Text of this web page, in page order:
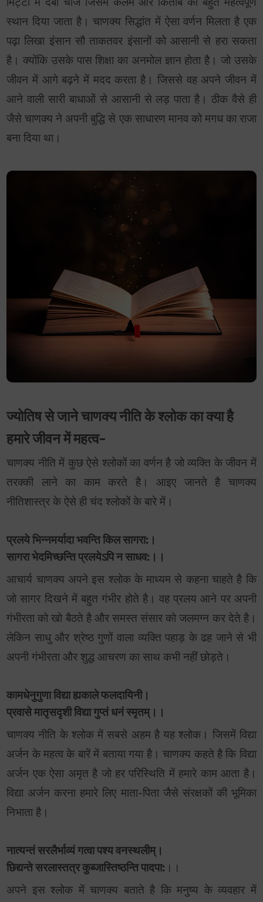
स्थान दिया जाता है। चाणक्य सिद्धांत में ऐसा वर्णन मिलता है एक
पढ़ा लिखा इंसान सौ ताकतवर इंसानों को आसानी से हरा सकता
है। क्योंकि उसके पास शिक्षा का अनमोल ज्ञान होता है। जो उसके
जीवन में आगे बढ़ने में मदद करता है। जिससे वह अपने जीवन में
आने वाली सारी बाधाओं से आसानी से लड़ पाता है। ठीक वैसे ही
जैसे चाणक्य ने अपनी बुद्धि से एक साधारण मानव को मगध का राजा
बना दिया था।
ज्योतिष से जाने चाणक्य नीति के श्लोक का क्या है
हमारे जीवन में महत्व-
चाणक्य नीति में कुछ ऐसे श्लोकों का वर्णन है जो व्यक्ति के जीवन में
तरक्की लाने का काम करते है। आइए जानते है चाणक्य
नीतिशास्त्र के ऐसे ही चंद श्लोकों के बारे में।
प्रलये भिन्नमर्यादा भवन्ति किल सागरा:।
सागरा भेदमिच्छन्ति प्रलयेऽपि न साधव:।।
आचार्य चाणक्य अपने इस श्लोक के माध्यम से कहना चाहते है कि
जो सागर दिखने में बहुत गंभीर होते है। वह प्रलय आने पर अपनी
गंभीरता को खो बैठते है और समस्त संसार को जलमग्न कर देते है।
लेकिन साधु और श्रेष्ठ गुणों वाला व्यक्ति पहाड़ के ढह जाने से भी
अपनी गंभीरता और शुद्ध आचरण का साथ कभी नहीं छोड़ते।
कामधेनुगुणा विद्या ह्यकाले फलदायिनी।
प्रवासे मातृसदृशी विद्या गुप्तं धनं स्मृतम्।।
चाणक्य नीति के श्लोक में सबसे अहम है यह श्लोक। जिसमें विद्या
अर्जन के महत्व के बारें में बताया गया है। चाणक्य कहते है कि विद्या
अर्जन एक ऐसा अमृत है जो हर परिस्थिति में हमारे काम आता है।
विद्या अर्जन करना हमारे लिए माता-पिता जैसे संरक्षकों की भूमिका
निभाता है।
नात्यन्तं सरलैर्भाव्यं गत्वा पश्य वनस्थलीम्।
छिद्यन्ते सरलास्तत्र कुब्जास्तिष्ठन्ति पादपा: ।।
अपने इस श्लोक में चाणक्य बताते है कि मनुष्य के व्यवहार में